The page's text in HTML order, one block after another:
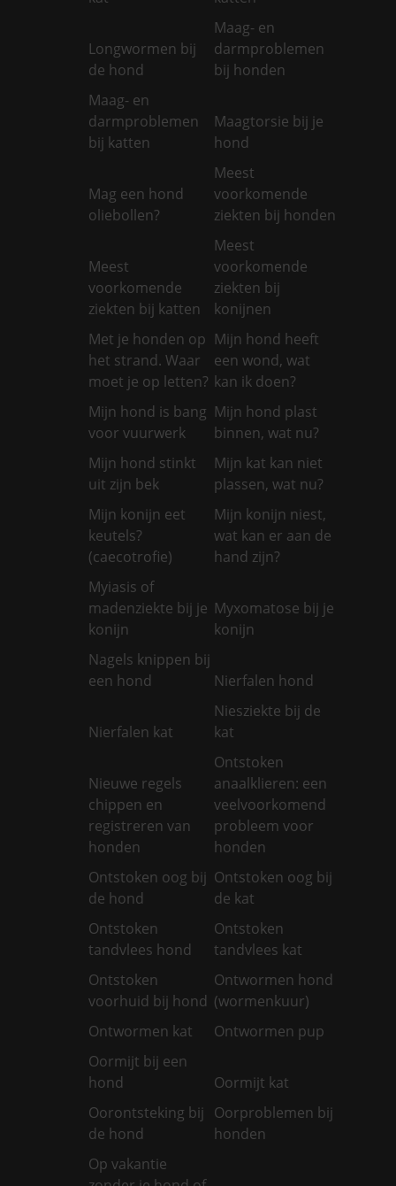
Longwormen bij
de hond
Maag- en
darmproblemen
bij honden
Maag- en
darmproblemen
bij katten
Maagtorsie bij je
hond
Mag een hond
oliebollen?
Meest
voorkomende
ziekten bij honden
Meest
voorkomende
ziekten bij katten
Meest
voorkomende
ziekten bij
konijnen
Met je honden op
het strand. Waar
moet je op letten?
Mijn hond heeft
een wond, wat
kan ik doen?
Mijn hond is bang
voor vuurwerk
Mijn hond plast
binnen, wat nu?
Mijn hond stinkt
uit zijn bek
Mijn kat kan niet
plassen, wat nu?
Mijn konijn eet
keutels?
(caecotrofie)
Mijn konijn niest,
wat kan er aan de
hand zijn?
Myiasis of
madenziekte bij je
konijn
Myxomatose bij je
konijn
Nagels knippen bij
een hond
Nierfalen hond
Nierfalen kat
Niesziekte bij de
kat
Nieuwe regels
chippen en
registreren van
honden
Ontstoken
anaalklieren: een
veelvoorkomend
probleem voor
honden
Ontstoken oog bij
de hond
Ontstoken oog bij
de kat
Ontstoken
tandvlees hond
Ontstoken
tandvlees kat
Ontstoken
voorhuid bij hond
Ontwormen hond
(wormenkuur)
Ontwormen kat
Ontwormen pup
Oormijt bij een
hond
Oormijt kat
Oorontsteking bij
de hond
Oorproblemen bij
honden
Op vakantie